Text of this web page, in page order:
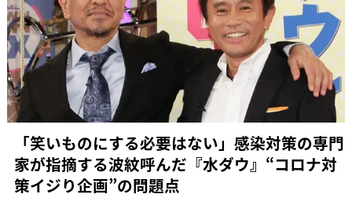
「笑いものにする必要はない」感染対策の専門
家が指摘する波紋呼んだ『水ダウ』“コロナ対
策イジり企画”の問題点